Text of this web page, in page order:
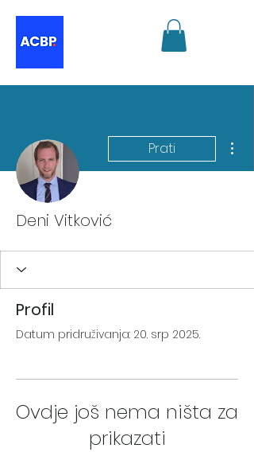
Prati
Deni Vitković
Profil
Datum pridruživanja: 20. srp 2025.
Ovdje još nema ništa za
prikazati